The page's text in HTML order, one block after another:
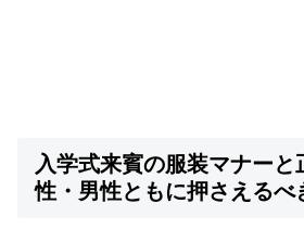
入学式来賓の服装マナーと
性・男性ともに押さえるべ